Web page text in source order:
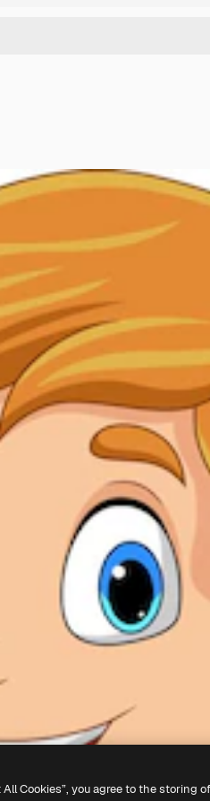
Cookies”, you agree to the storing